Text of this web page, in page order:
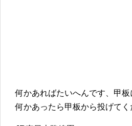
何かあればたいへんです、甲
何かあったら甲板から投げてく